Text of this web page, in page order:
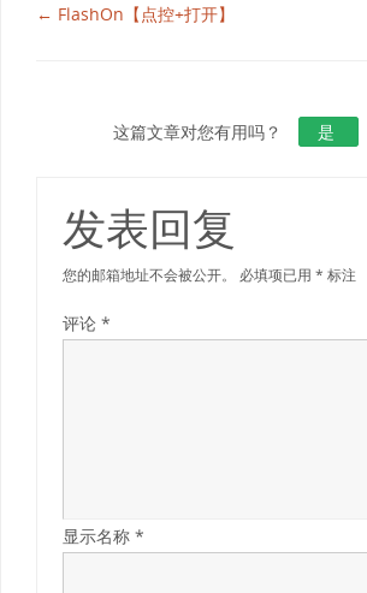
← FlashOn【点控+打开】
这篇文章对您有用吗？ 是
发表回复
您的邮箱地址不会被公开。 必填项已用* 标注
评论*
显示名称*